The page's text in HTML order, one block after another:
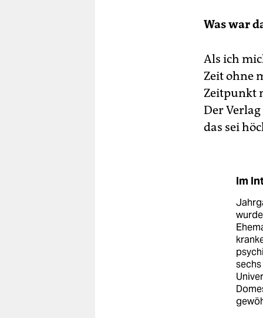
Was war
Als ich
Zeit ohne
Zeitpunkt
Der
das sei
Im